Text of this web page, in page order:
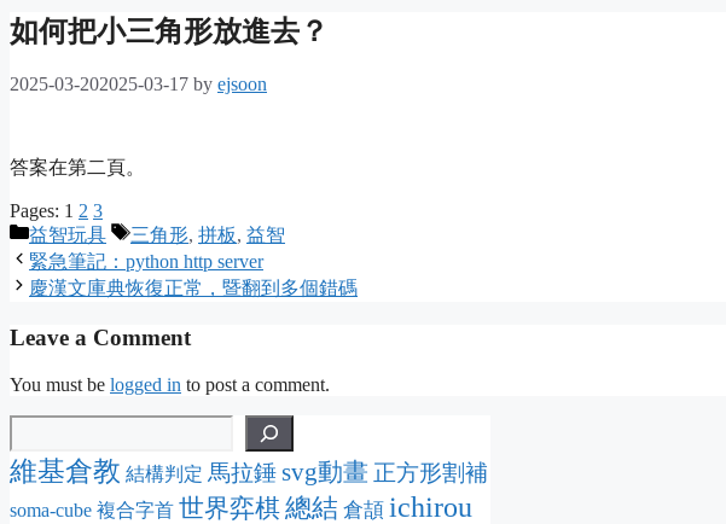
如何把小三角形放進去？
2025-03-202025-03-17 by ejsoon
答案在第二頁。
Pages: 1 2 3
Categories
益智玩具 Tags
三角形, 拼板, 益智
緊急筆記：python http server
慶漢文庫典恢復正常，暨翻到多個錯碼
Leave a Comment
You must be logged in to post a comment.
維基倉教 結構判定 馬拉錘svg動畫 正方形割補
soma-cube 複合字首 世界弈棋總結 倉頡 ichirou